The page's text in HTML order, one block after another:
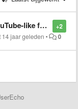
+2
functionality.
14 jaar geleden • 0